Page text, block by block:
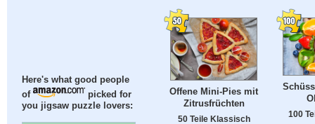
Here's what good people
of
picked for
you jigsaw puzzle lovers:
Offene Mini-Pies mit
Zitrusfrüchten
50 Teile Klassisch
100